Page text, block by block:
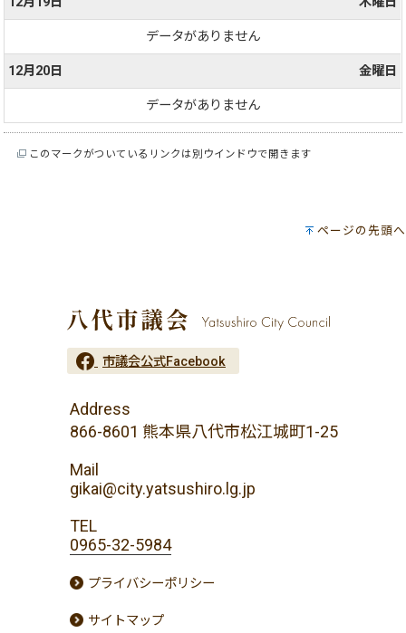
データがありません
12月20日 金曜日
データがありません
このマークがついているリンクは別ウインドウで開きます
ページの先頭へ
市議会公式Facebook
Address
866-8601 熊本県八代市松江城町1-25
Mail
gikai@city.yatsushiro.lg.jp
TEL
0965-32-5984
プライバシーポリシー
サイトマップ